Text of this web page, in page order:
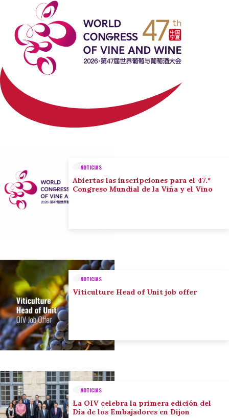
NOTICIAS
Abiertas las inscripciones para el 47.º
Congreso Mundial de la Viña y el Vino
NOTICIAS
Viticulture Head of Unit job offer
NOTICIAS
La OIV celebra la primera edición del
Día de los Embajadores en Dijon